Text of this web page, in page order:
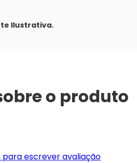
Ilustrativa.
o produto
para escrever avaliação